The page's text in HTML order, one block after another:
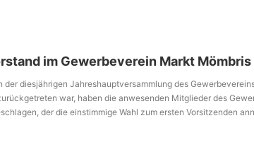
im Gewerbeverein Markt Mömbris
der diesjährigen Jahreshauptversammlung des
war, haben die anwesenden Mitglieder des
der die einstimmige Wahl zum ersten Vorsitzenden
drei bisherigen Beisitzer Rita Cibis, Heiko Hoier und